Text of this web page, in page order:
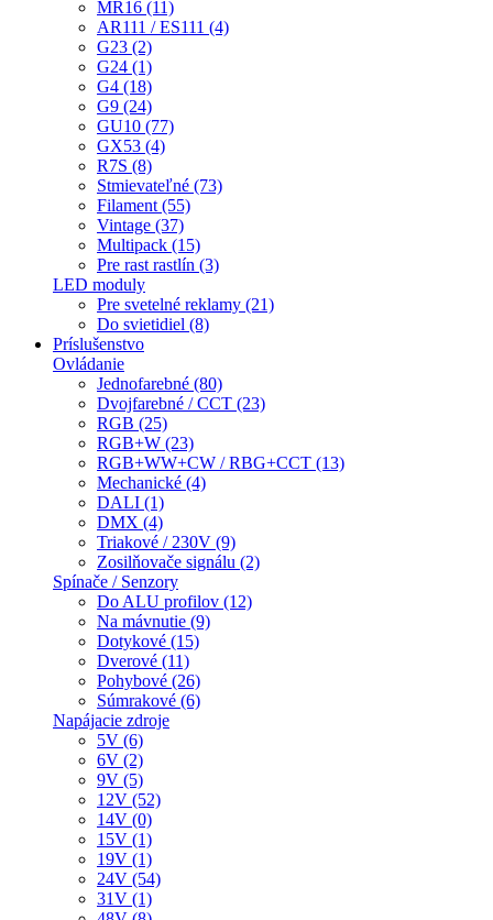
MR16 (11)
AR111 / ES111 (4)
G23 (2)
G24 (1)
G4 (18)
G9 (24)
GU10 (77)
GX53 (4)
R7S (8)
Stmievateľné (73)
Filament (55)
Vintage (37)
Multipack (15)
Pre rast rastlín (3)
LED moduly
Pre svetelné reklamy (21)
Do svietidiel (8)
Príslušenstvo
Ovládanie
Jednofarebné (80)
Dvojfarebné / CCT (23)
RGB (25)
RGB+W (23)
RGB+WW+CW / RBG+CCT (13)
Mechanické (4)
DALI (1)
DMX (4)
Triakové / 230V (9)
Zosilňovače signálu (2)
Spínače / Senzory
Do ALU profilov (12)
Na mávnutie (9)
Dotykové (15)
Dverové (11)
Pohybové (26)
Súmrakové (6)
Napájacie zdroje
5V (6)
6V (2)
9V (5)
12V (52)
14V (0)
15V (1)
19V (1)
24V (54)
31V (1)